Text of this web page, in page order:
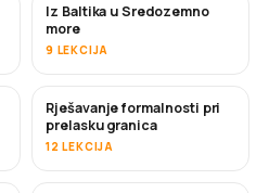
USKORO
Iz Baltika u Sredozemno
more
9 LEKCIJA
Rješavanje formalnosti pri
prelasku granica
12 LEKCIJA